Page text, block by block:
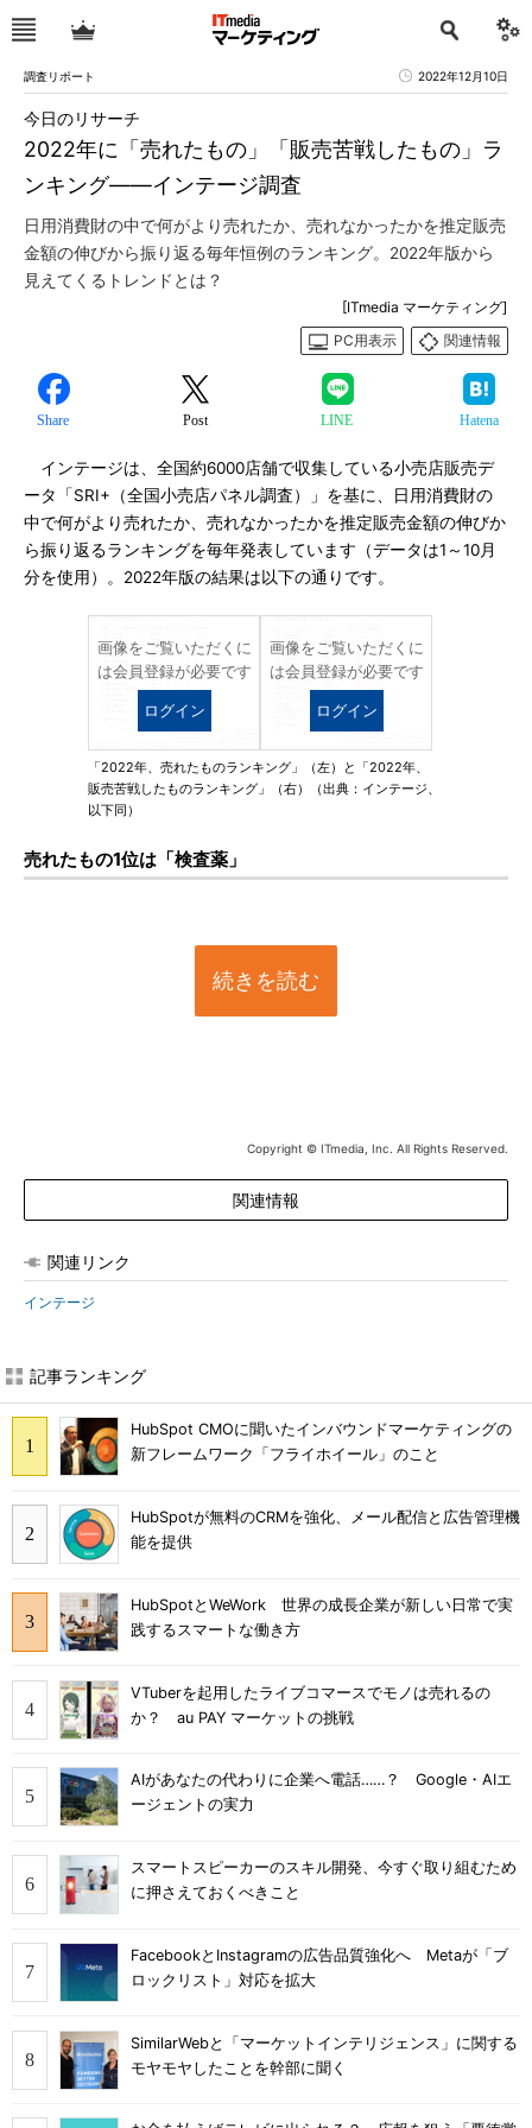
調査リポート 2022年12月10日
2022年に「売れたもの」「販売苦戦したもの」ラ
ンキング――インテージ調査
今日のリサーチ
日用消費財の中で何がより売れたか、売れなかったかを推定販売
金額の伸びから振り返る毎年恒例のランキング。2022年版から
見えてくるトレンドとは？
[ITmedia マーケティング]
PC用表示
関連情報
Share Post LINE Hatena
インテージは、全国約6000店舗で収集している小売店販売デ
ータ「SRI+（全国小売店パネル調査）」を基に、日用消費財の
中で何がより売れたか、売れなかったかを推定販売金額の伸びか
ら振り返るランキングを毎年発表しています（データは1～10月
分を使用）。2022年版の結果は以下の通りです。
画像をご覧いただくに
は会員登録が必要です
ログイン
画像をご覧いただくに
は会員登録が必要です
ログイン
「2022年、売れたものランキング」（左）と「2022年、
販売苦戦したものランキング」（右）（出典：インテージ、
以下同）
売れたもの1位は「検査薬」
続きを読む
Copyright © ITmedia, Inc. All Rights Reserved.
関連情報
関連リンク
インテージ
記事ランキング
HubSpot CMOに聞いたインバウンドマーケティングの
新フレームワーク「フライホイール」のこと
HubSpotが無料のCRMを強化、メール配信と広告管理機
能を提供
HubSpotとWeWork 世界の成長企業が新しい日常で実
践するスマートな働き方
VTuberを起用したライブコマースでモノは売れるの
か？ au PAY マーケットの挑戦
AIがあなたの代わりに企業へ電話……？ Google・AIエ
ージェントの実力
スマートスピーカーのスキル開発、今すぐ取り組むため
に押さえておくべきこと
FacebookとInstagramの広告品質強化へ Metaが「ブ
ロックリスト」対応を拡大
SimilarWebと「マーケットインテリジェンス」に関する
モヤモヤしたことを幹部に聞く